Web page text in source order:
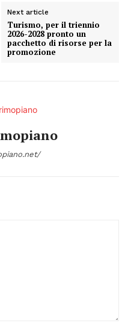
Next article
Turismo, per il triennio
2026-2028 pronto un
pacchetto di risorse per la
promozione